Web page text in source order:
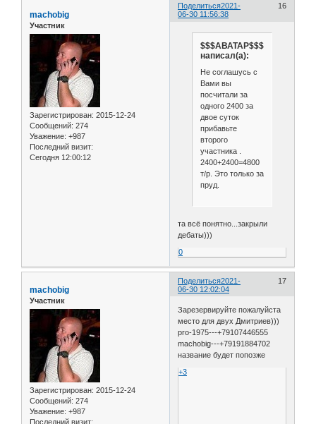
Поделиться 16
2021-
06-30 11:56:38
machobig
Участник
Зарегистрирован: 2015-12-24
Сообщений: 274
Уважение: +987
Последний визит:
Сегодня 12:00:12
$$$АВАТАР$$$
написал(а):
Не соглашусь с
Вами вы
посчитали за
одного 2400 за
двое суток
прибавьте
второго
участника .
2400+2400=4800
т/р. Это только за
пруд.
та всё понятно...закрыли
дебаты)))
0
Поделиться 17
2021-
06-30 12:02:04
machobig
Участник
Зарегистрирован: 2015-12-24
Сообщений: 274
Уважение: +987
Последний визит:
Зарезервируйте пожалуйста
место для двух Дмитриев)))
pro-1975---+79107446555
machobig---+79191884702
название будет попозже
+3